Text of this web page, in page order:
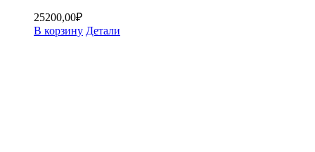
25200,00₽
В корзину Детали